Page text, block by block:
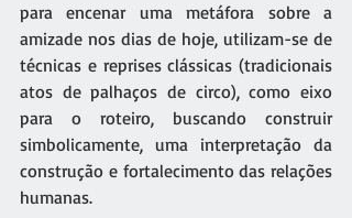
para encenar uma metáfora sobre a
amizade nos dias de hoje, utilizam-se de
técnicas e reprises clássicas (tradicionais
atos de palhaços de circo), como eixo
para o roteiro, buscando construir
simbolicamente, uma interpretação da
construção e fortalecimento das relações
humanas.